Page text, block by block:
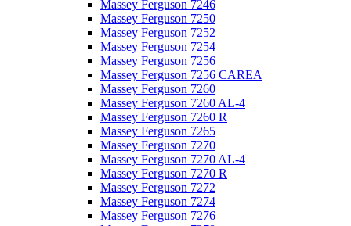
Massey Ferguson 7246
Massey Ferguson 7250
Massey Ferguson 7252
Massey Ferguson 7254
Massey Ferguson 7256
Massey Ferguson 7256 CAREA
Massey Ferguson 7260
Massey Ferguson 7260 AL-4
Massey Ferguson 7260 R
Massey Ferguson 7265
Massey Ferguson 7270
Massey Ferguson 7270 AL-4
Massey Ferguson 7270 R
Massey Ferguson 7272
Massey Ferguson 7274
Massey Ferguson 7276